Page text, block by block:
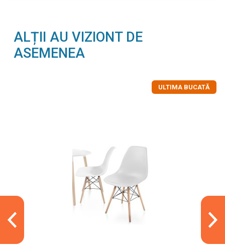
ALȚII AU VIZIONT DE
ASEMENEA
ULTIMA BUCATĂ